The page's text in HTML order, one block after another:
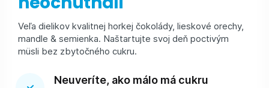
Veľa dielikov kvalitnej horkej čokolády, lieskové orechy,
mandle & semienka. Naštartujte svoj deň poctivým
müsli bez zbytočného cukru.
Neuveríte, ako málo má cukru